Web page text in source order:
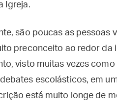
Igreja.
são poucas as pessoas
preconceito ao redor
visto muitas vezes
escolásticos, em
está muito longe de